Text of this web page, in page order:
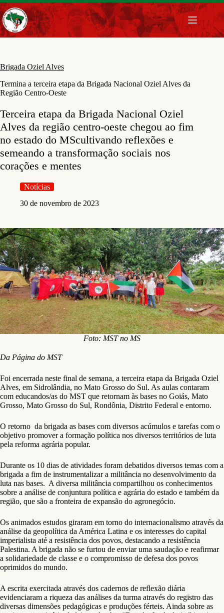
Pular
para
o
conteúdo
Brigada Oziel Alves
Termina a terceira etapa da Brigada Nacional Oziel Alves da
Região Centro-Oeste
Terceira etapa da Brigada Nacional Oziel
Alves da região centro-oeste chegou ao fim
no estado do MScultivando reflexões e
semeando a transformação sociais nos
corações e mentes
Notícias
30 de novembro de 2023
Foto: MST no MS
Da Página do MST
Foi encerrada neste final de semana, a terceira etapa da Brigada Oziel
Alves, em Sidrolândia, no Mato Grosso do Sul. As aulas contaram
com educandos/as do MST que retornam às bases no Goiás, Mato
Grosso, Mato Grosso do Sul, Rondônia, Distrito Federal e entorno.
O retorno da brigada as bases com diversos acúmulos e tarefas com o
objetivo promover a formação política nos diversos territórios de luta
pela reforma agrária popular.
Durante os 10 dias de atividades foram debatidos diversos temas com a
brigada a fim de instrumentalizar a militância no desenvolvimento da
luta nas bases. A diversa militância compartilhou os conhecimentos
sobre a análise de conjuntura política e agrária do estado e também da
região, que são a fronteira de expansão do agronegócio.
Os animados estudos giraram em torno do internacionalismo através da
análise da geopolítica da América Latina e os interesses do capital
imperialista até a resistência dos povos, destacando a resistência
Palestina. A brigada não se furtou de enviar uma saudação e reafirmar
a solidariedade de classe e o compromisso de defesa dos povos
oprimidos do mundo.
A escrita exercitada através dos cadernos de reflexão diária
evidenciaram a riqueza das análises da turma através do registro das
diversas dimensões pedagógicas e produções férteis. Ainda sobre as